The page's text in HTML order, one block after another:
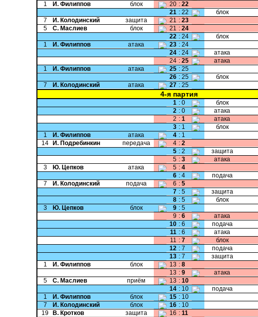
1
И. Филиппов блок 20 : 22
21 : 22 блок
7
И. Колодинский защита 21 : 23
5
С. Маслиев блок 21 : 24
22 : 24 блок
1
И. Филиппов атака 23 : 24
24 : 24 атака
24 : 25 атака
1
И. Филиппов атака 25 : 25
26 : 25 блок
7
И. Колодинский атака 27 : 25
4-я партия
1 : 0 блок
2 : 0 атака
2 : 1 атака
3 : 1 блок
1
И. Филиппов атака 4 : 1
14
И. Подребинкин передача 4 : 2
5 : 2 защита
5 : 3 атака
3
Ю. Цепков атака 5 : 4
6 : 4 подача
7
И. Колодинский подача 6 : 5
7 : 5 защита
8 : 5 блок
3
Ю. Цепков блок 9 : 5
9 : 6 атака
10 : 6 подача
11 : 6 атака
11 : 7 блок
12 : 7 подача
13 : 7 защита
1
И. Филиппов блок 13 : 8
13 : 9 атака
5
С. Маслиев приём 13 : 10
14 : 10 подача
1
И. Филиппов блок 15 : 10
7
И. Колодинский блок 16 : 10
19
В. Кротков защита 16 : 11